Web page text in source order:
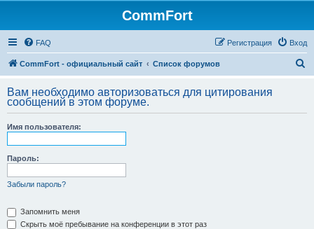
CommFort
FAQ Вход
Регистрация
CommFort - официальный сайт Список форумов
с
Вам необходимо авторизоваться для цитирования
сообщений в этом форуме.
Имя пользователя:
Пароль:
Забыли пароль?
Запомнить меня
Скрыть моё пребывание на конференции в этот раз